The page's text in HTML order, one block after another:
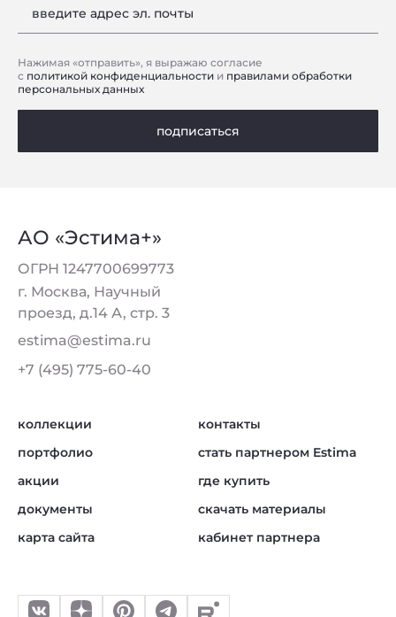
введите адрес эл. почты
Нажимая «отправить», я выражаю согласие
с политикой конфиденциальности и правилами обработки
персональных данных
подписаться
АО «Эстима+»
ОГРН 1247700699773
г. Москва, Научный
проезд, д.14 А, стр. 3
estima@estima.ru
+7 (495) 775-60-40
коллекции
портфолио
акции
документы
карта сайта
контакты
стать партнером Estima
где купить
скачать материалы
кабинет партнера